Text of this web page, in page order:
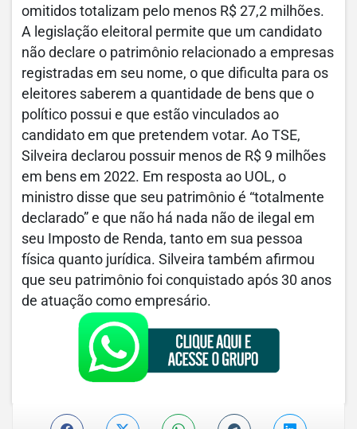
omitidos totalizam pelo menos R$ 27,2 milhões.
A legislação eleitoral permite que um candidato
não declare o patrimônio relacionado a empresas
registradas em seu nome, o que dificulta para os
eleitores saberem a quantidade de bens que o
político possui e que estão vinculados ao
candidato em que pretendem votar. Ao TSE,
Silveira declarou possuir menos de R$ 9 milhões
em bens em 2022. Em resposta ao UOL, o
ministro disse que seu patrimônio é “totalmente
declarado” e que não há nada não de ilegal em
seu Imposto de Renda, tanto em sua pessoa
física quanto jurídica. Silveira também afirmou
que seu patrimônio foi conquistado após 30 anos
de atuação como empresário.